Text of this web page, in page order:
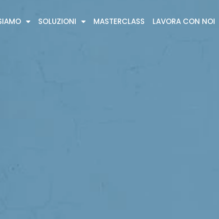
SOLUZIONI MASTERCLASS LAVORA CON NOI